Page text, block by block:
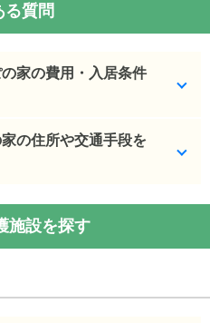
質問
家の費用・入居条件
額料金は次のとおりで
円
援2、要介護1、要介護
の住所や交通手段を
ス
上町安田547-1
尾上の松駅1.0km別府
施設を探す